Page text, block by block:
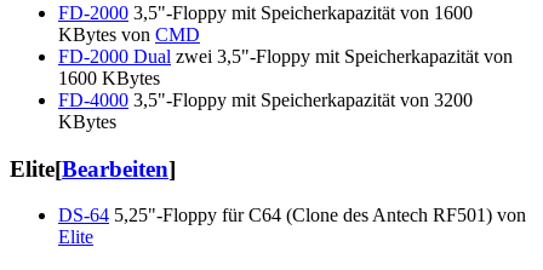
FD-2000 3,5"-Floppy mit Speicherkapazität von 1600
KBytes von CMD
FD-2000 Dual zwei 3,5"-Floppy mit Speicherkapazität von
1600 KBytes
FD-4000 3,5"-Floppy mit Speicherkapazität von 3200
KBytes
Elite[Bearbeiten]
DS-64 5,25"-Floppy für C64 (Clone des Antech RF501) von
Elite